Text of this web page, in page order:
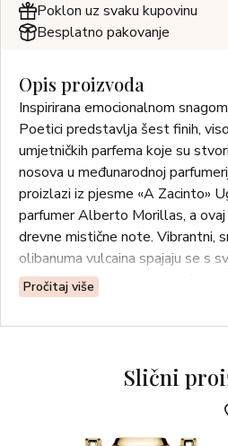
Poklon uz svaku kupovinu
Besplatno pakovanje
Opis proizvoda
Inspirirana emocionalnom
Poetici predstavlja šest finih,
umjetničkih parfema koje su
nosova u međunarodnoj
proizlazi iz pjesme «A Zacinto»
parfumer Alberto Morillas, a ovaj
drevne mistične note. Vibrantni,
olibanuma vulcaina spajaju se s
notama cedrovine, stvarajući
Misteriozne note drva guayacana,
ehoima drva ouda, daju
Pročitaj više
Slični